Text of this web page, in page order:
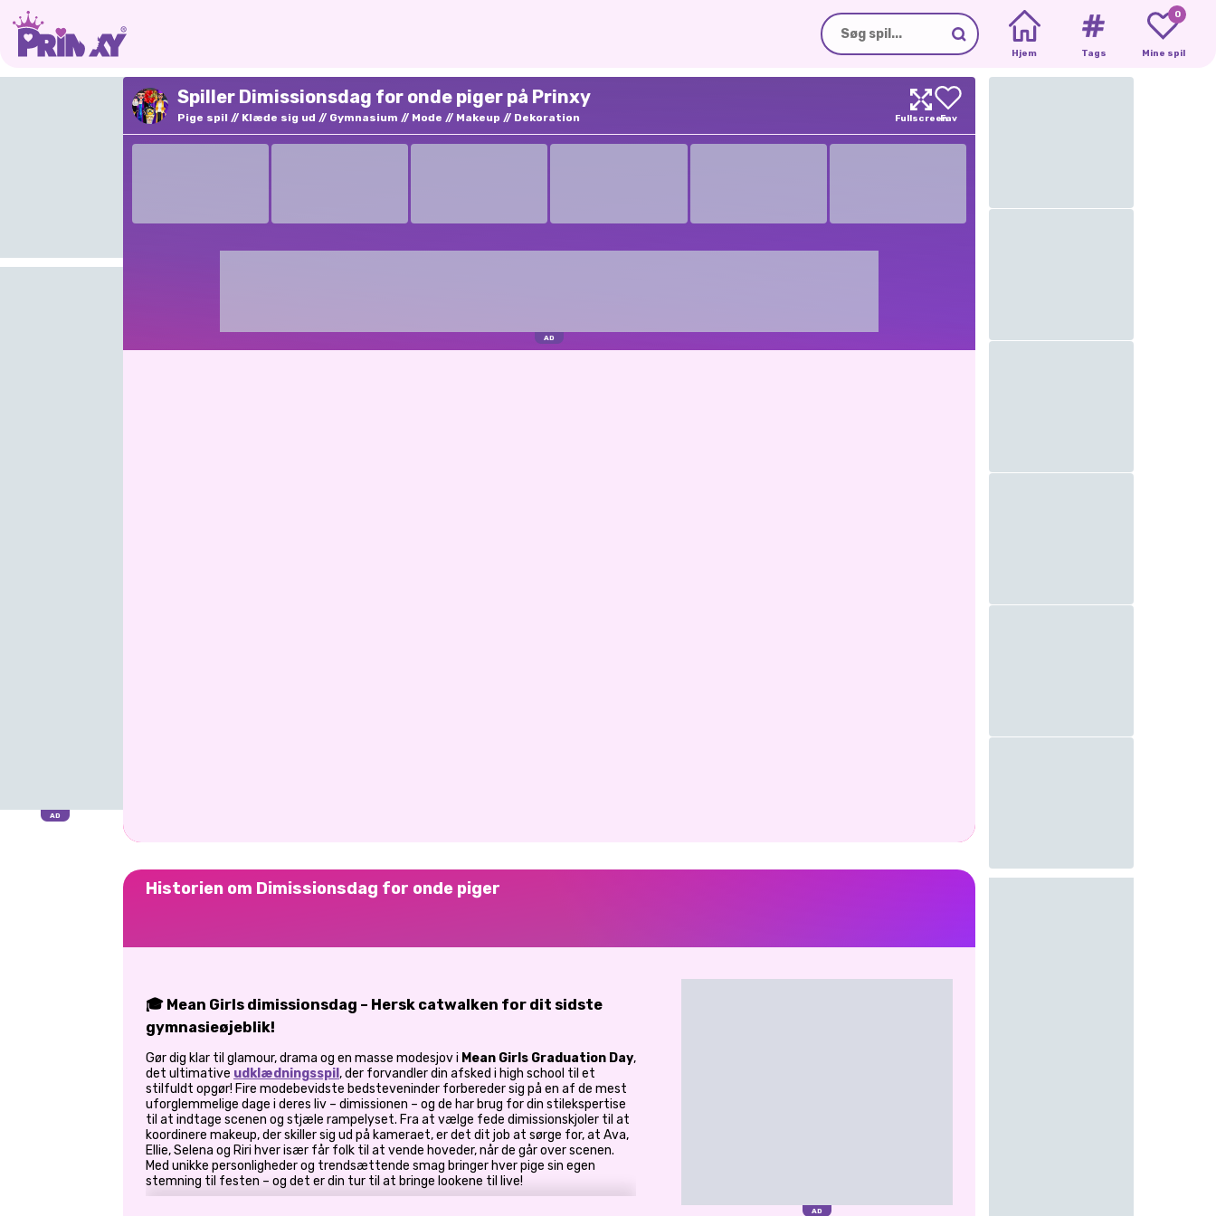
Hjem Tags
0
Mine spil
Spiller Dimissionsdag for onde piger på Prinxy
Pige spil Klæde sig ud Gymnasium Mode Makeup Dekoration
Historien om Dimissionsdag for onde piger
🎓 Mean Girls dimissionsdag – Hersk catwalken for dit sidste
gymnasieøjeblik!
Gør dig klar til glamour, drama og en masse modesjov i Mean Girls Graduation Day,
det ultimative udklædningsspil , der forvandler din afsked i high school til et
stilfuldt opgør! Fire modebevidste bedsteveninder forbereder sig på en af de mest
uforglemmelige dage i deres liv – dimissionen – og de har brug for din stilekspertise
til at indtage scenen og stjæle rampelyset. Fra at vælge fede dimissionskjoler til at
koordinere makeup, der skiller sig ud på kameraet, er det dit job at sørge for, at Ava,
Ellie, Selena og Riri hver især får folk til at vende hoveder, når de går over scenen.
Med unikke personligheder og trendsættende smag bringer hver pige sin egen
stemning til festen – og det er din tur til at bringe lookene til live!